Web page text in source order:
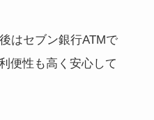
はセブン銀行ATMで
便性も高く安心して